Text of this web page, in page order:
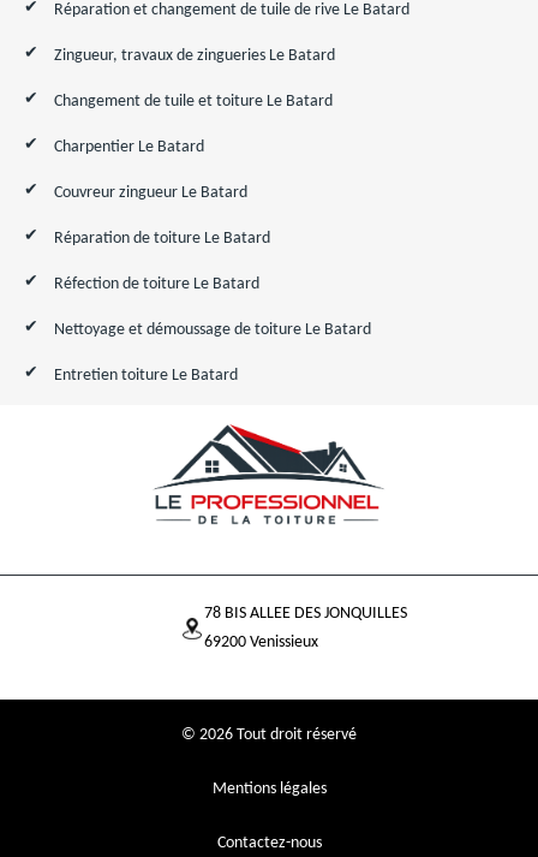
Réparation et changement de tuile de rive Le Batard
Zingueur, travaux de zingueries Le Batard
Changement de tuile et toiture Le Batard
Charpentier Le Batard
Couvreur zingueur Le Batard
Réparation de toiture Le Batard
Réfection de toiture Le Batard
Nettoyage et démoussage de toiture Le Batard
Entretien toiture Le Batard
78 BIS ALLEE DES JONQUILLES
69200 Venissieux
© 2026 Tout droit réservé
Mentions légales
Contactez-nous